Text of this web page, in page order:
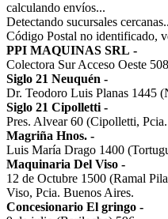
calculando envíos...
Detectando sucursales
Código Postal no identificado,
PPI MAQUINAS SRL -
Colectora Sur Acceso Oeste
Siglo 21 Neuquén -
Dr. Teodoro Luis Planas 1445
Siglo 21 Cipolletti -
Pres. Alvear 60 (Cipolletti,
Magriña Hnos. -
Luis María Drago 1400
Maquinaria Del Viso -
12 de Octubre 1500 (Ramal
Viso, Pcia. Buenos Aires.
Concesionario El gringo -